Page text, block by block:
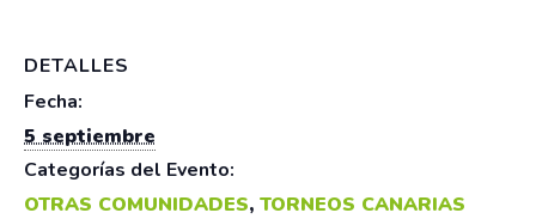
DETALLES
Fecha:
5 septiembre
Categorías del Evento:
OTRAS COMUNIDADES, TORNEOS CANARIAS